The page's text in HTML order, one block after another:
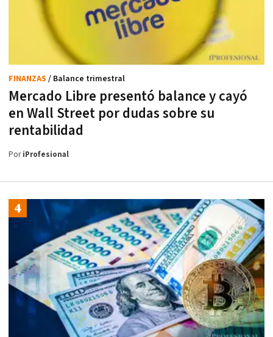
Mercado Libre presentó balance y cayó
en Wall Street por dudas sobre su
rentabilidad
FINANZAS / Balance trimestral
PoriProfesional